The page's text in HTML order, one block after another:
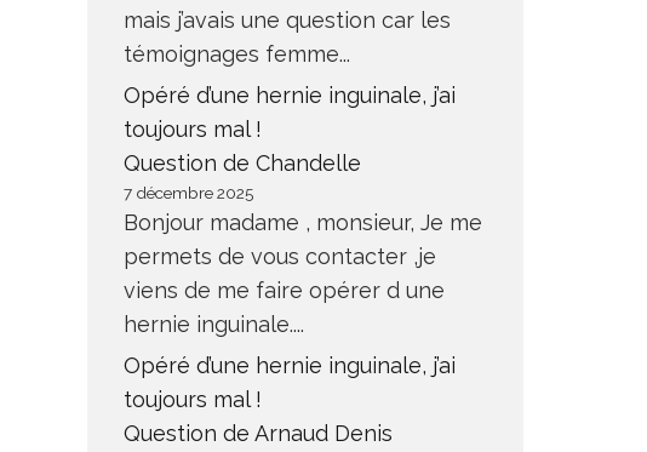
mais j’avais une question car les
témoignages femme...
Opéré d’une hernie inguinale, j’ai
toujours mal !
Question de Chandelle
7 décembre 2025
Bonjour madame , monsieur, Je me
permets de vous contacter ,je
viens de me faire opérer d une
hernie inguinale....
Opéré d’une hernie inguinale, j’ai
toujours mal !
Question de Arnaud Denis